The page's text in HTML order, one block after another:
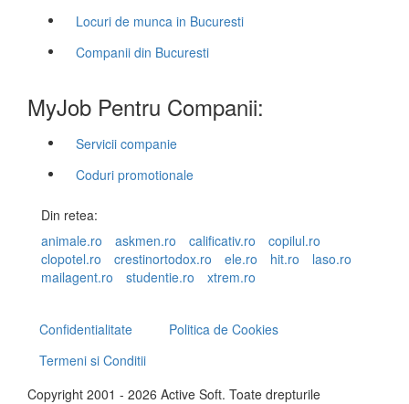
Locuri de munca in Bucuresti
Companii din Bucuresti
MyJob Pentru Companii:
Servicii companie
Coduri promotionale
Din retea:
animale.ro
askmen.ro calificativ.ro
copilul.ro
clopotel.ro
crestinortodox.ro ele.ro hit.ro
laso.ro
mailagent.ro
studentie.ro xtrem.ro
Confidentialitate
Politica de Cookies
Termeni si Conditii
Copyright 2001 - 2026 Active Soft. Toate drepturile